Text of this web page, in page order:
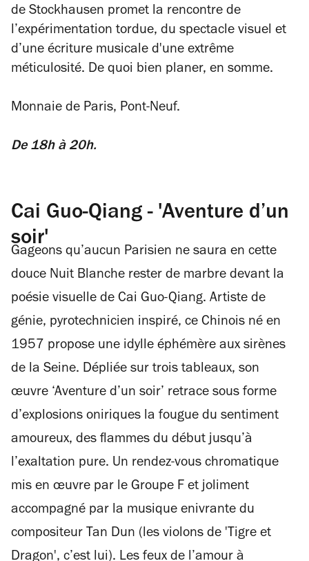
de Stockhausen promet la rencontre de
l’expérimentation tordue, du spectacle visuel et
d’une écriture musicale d'une extrême
méticulosité. De quoi bien planer, en somme.
Monnaie de Paris, Pont-Neuf.
De 18h à 20h.
Cai Guo-Qiang - 'Aventure d’un
soir'
Gageons qu’aucun Parisien ne saura en cette
douce Nuit Blanche rester de marbre devant la
poésie visuelle de Cai Guo-Qiang. Artiste de
génie, pyrotechnicien inspiré, ce Chinois né en
1957 propose une idylle éphémère aux sirènes
de la Seine. Dépliée sur trois tableaux, son
œuvre ‘Aventure d’un soir’ retrace sous forme
d’explosions oniriques la fougue du sentiment
amoureux, des flammes du début jusqu’à
l’exaltation pure. Un rendez-vous chromatique
mis en œuvre par le Groupe F et joliment
accompagné par la musique enivrante du
compositeur Tan Dun (les violons de 'Tigre et
Dragon', c’est lui). Les feux de l’amour à